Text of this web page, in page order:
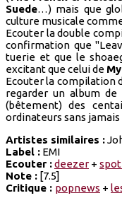
Suede…) mais que
culture musicale
Ecouter la double
confirmation que
tuerie et que le
excitant que celui de
Ecouter la compilation
regarder un album
(bêtement) des
ordinateurs sans jamais
Artistes similaires :
Label : EMI
Ecouter :deezer+
Note : [7.5]
Critique : popnews +